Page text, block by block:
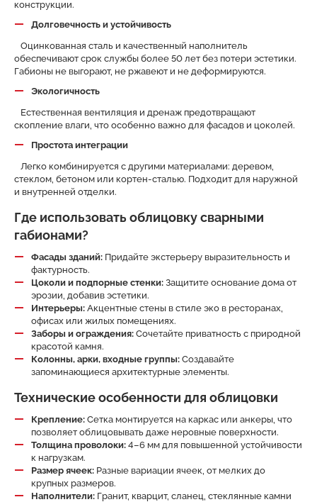
конструкции.
Долговечность и устойчивость
Оцинкованная сталь и качественный наполнитель
обеспечивают срок службы более 50 лет без потери эстетики.
Габионы не выгорают, не ржавеют и не деформируются.
Экологичность
Естественная вентиляция и дренаж предотвращают
скопление влаги, что особенно важно для фасадов и цоколей.
Простота интеграции
Легко комбинируется с другими материалами: деревом,
стеклом, бетоном или кортен-сталью. Подходит для наружной
и внутренней отделки.
Где использовать облицовку сварными
габионами?
Фасады зданий: Придайте экстерьеру выразительность и
фактурность.
Цоколи и подпорные стенки: Защитите основание дома от
эрозии, добавив эстетики.
Интерьеры: Акцентные стены в стиле эко в ресторанах,
офисах или жилых помещениях.
Заборы и ограждения: Сочетайте приватность с природной
красотой камня.
Колонны, арки, входные группы: Создавайте
запоминающиеся архитектурные элементы.
Технические особенности для облицовки
Крепление: Сетка монтируется на каркас или анкеры, что
позволяет облицовывать даже неровные поверхности.
Толщина проволоки: 4–6 мм для повышенной устойчивости
к нагрузкам.
Размер ячеек: Разные вариации ячеек, от мелких до
крупных размеров.
Наполнители: Гранит, кварцит, сланец, стеклянные камни